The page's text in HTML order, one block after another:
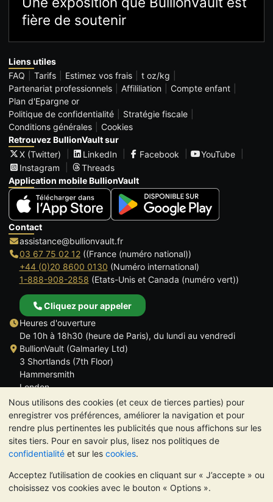
Nous utilisons des cookies (et ceux de tierces parties) pour
enregistrer vos préférences, améliorer la navigation et pour
rendre plus pertinentes les publicités que nous affichons sur les
sites tiers. Pour en savoir plus, lisez nos politiques de
confidentialité et sur les cookies.
Acceptez l’utilisation de cookies en cliquant sur « J’accepte » ou
choisissez vos cookies avec le bouton « Options ».
fière de soutenir
Liens utiles
FAQ
Tarifs Estimez vos frais
t oz/kg
Partenariat professionnels
Affililiation
Compte enfant
Plan d'Epargne or
Politique de confidentialité
Stratégie fiscale
Conditions générales
Cookies
Retrouvez BullionVault sur
X (Twitter)
LinkedIn Facebook
YouTube
Instagram
Threads
Application mobile BullionVault
Contact
assistance@bullionvault.fr
03 67 75 02 12((France (numéro national))
+44 (0)20 8600 0130 (Numéro international)
1-888-908-2858 (Etats-Unis et Canada (numéro vert))
Cliquez pour appeler
Heures d'ouverture
De 10h à 18h30 (heure de Paris), du lundi au vendredi
BullionVault (Galmarley Ltd)
3 Shortlands (7th Floor)
Hammersmith
London
W6 8DA
ROYAUME UNI
TrustScore 4.6 | 534 avis
VEUILLEZ NOTER: La valeur des métaux précieux peut aussi